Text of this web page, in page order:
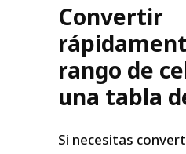
Convertir
rango de
una tabla
Si necesitas